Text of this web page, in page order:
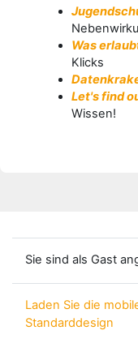
Was
Klicks
Let's find
Wissen!
Sie sind als Gast
Laden Sie die
Standarddesign